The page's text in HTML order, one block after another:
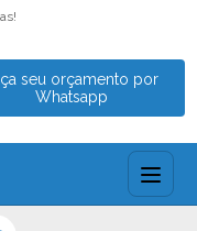
seu orçamento por
Whatsapp